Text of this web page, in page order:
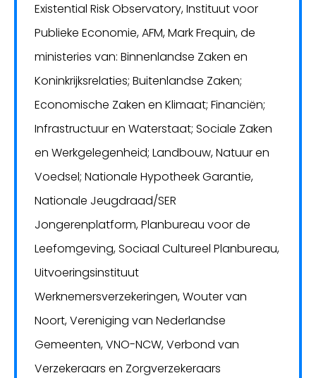
Existential Risk Observatory, Instituut voor
Publieke Economie, AFM, Mark Frequin, de
ministeries van: Binnenlandse Zaken en
Koninkrijksrelaties; Buitenlandse Zaken;
Economische Zaken en Klimaat; Financiën;
Infrastructuur en Waterstaat; Sociale Zaken
en Werkgelegenheid; Landbouw, Natuur en
Voedsel; Nationale Hypotheek Garantie,
Nationale Jeugdraad/SER
Jongerenplatform, Planbureau voor de
Leefomgeving, Sociaal Cultureel Planbureau,
Uitvoeringsinstituut
Werknemersverzekeringen, Wouter van
Noort, Vereniging van Nederlandse
Gemeenten, VNO-NCW, Verbond van
Verzekeraars en Zorgverzekeraars